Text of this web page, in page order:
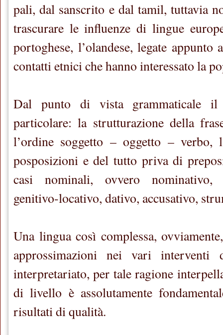
pali, dal sanscrito e dal tamil, tuttavia
trascurare le influenze di lingue
portoghese, l’olandese, legate
contatti etnici che hanno interessato la
Dal punto di vista grammaticale il
particolare: la strutturazione della
l’ordine soggetto – oggetto –
posposizioni e del tutto priva di
casi nominali, ovvero nominativo,
genitivo-locativo, dativo, accusativo,
Una lingua così complessa,
approssimazioni nei vari
interpretariato, per tale ragione
di livello è assolutamente
risultati di qualità.